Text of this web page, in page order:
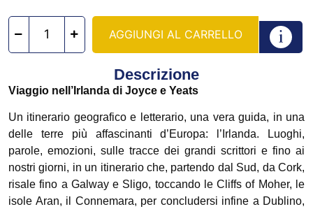
AGGIUNGI AL CARRELLO
Descrizione
Viaggio nell’Irlanda di Joyce e Yeats
Un itinerario geografico e letterario, una vera guida, in una
delle terre più affascinanti d’Europa: l’Irlanda. Luoghi,
parole, emozioni, sulle tracce dei grandi scrittori e fino ai
nostri giorni, in un itinerario che, partendo dal Sud, da Cork,
risale fino a Galway e Sligo, toccando le Cliffs of Moher, le
isole Aran, il Connemara, per concludersi infine a Dublino,